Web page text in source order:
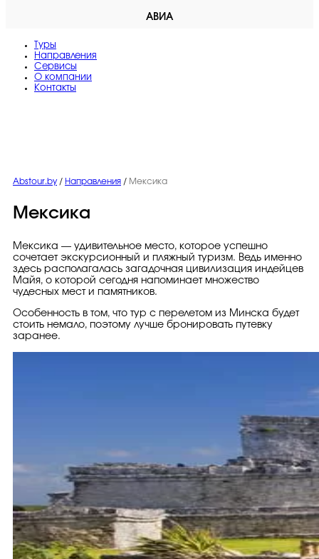
АВИА
Туры
Направления
Сервисы
O компании
Контакты
Abstour.by / Направления / Мексика
Мексика
Мексика — удивительное место, которое успешно
сочетает экскурсионный и пляжный туризм. Ведь именно
здесь располагалась загадочная цивилизация индейцев
Майя, о которой сегодня напоминает множество
чудесных мест и памятников.
Особенность в том, что тур с перелетом из Минска будет
стоить немало, поэтому лучше бронировать путевку
заранее.